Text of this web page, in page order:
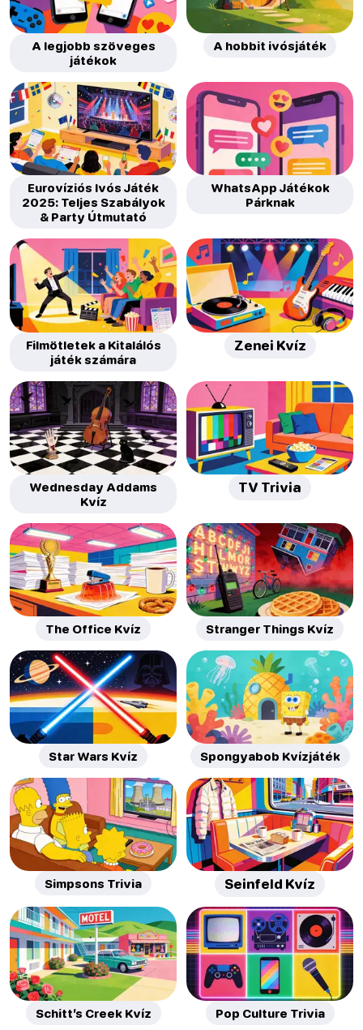
A legjobb szöveges
játékok
A hobbit ivósjáték
Eurovíziós Ivós Játék
2025: Teljes Szabályok
& Party Útmutató
WhatsApp Játékok
Párknak
Filmötletek a Kitalálós
játék számára
Zenei Kvíz
Wednesday Addams
Kvíz
TV Trivia
The Office Kvíz Stranger Things Kvíz
Star Wars Kvíz Spongyabob Kvízjáték
Simpsons Trivia Seinfeld Kvíz
Schitt’s Creek Kvíz Pop Culture Trivia